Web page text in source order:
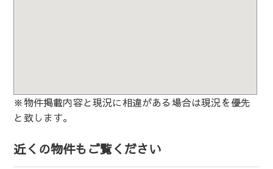
※物件掲載内容と現況に相違がある場合は現況を優先
と致します。
近くの物件もご覧ください